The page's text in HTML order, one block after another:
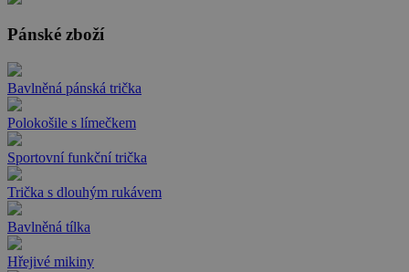
Pánské zboží
Bavlněná pánská trička
Polokošile s límečkem
Sportovní funkční trička
Trička s dlouhým rukávem
Bavlněná tílka
Hřejivé mikiny